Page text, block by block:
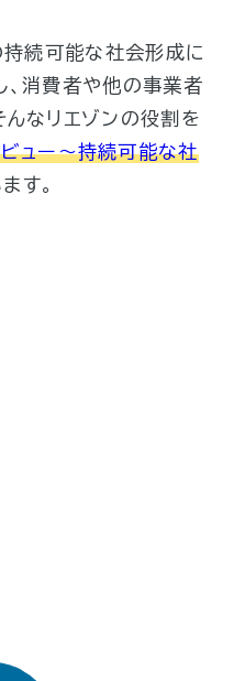
続可能な社会形成に
、消費者や他の事業者
なリエゾンの役割を
ビュー～持続可能な社
す。